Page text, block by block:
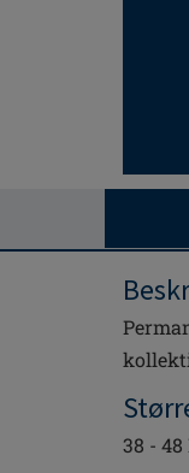
38 - 48